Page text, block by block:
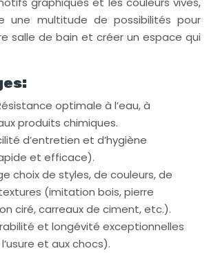
une multitude de possibilités pour
salle de bain et créer un espace qui
optimale à l’eau, à
produits chimiques.
d’entretien et d’hygiène
et efficace).
choix de styles, de couleurs, de
(imitation bois, pierre
ciré, carreaux de ciment, etc.).
et longévité exceptionnelles
et aux chocs).